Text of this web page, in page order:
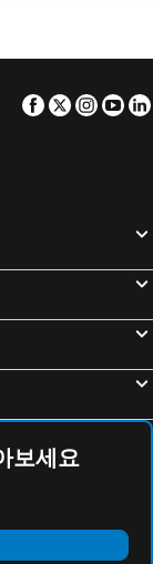
안 호텔Facebook
Twitter
보세요